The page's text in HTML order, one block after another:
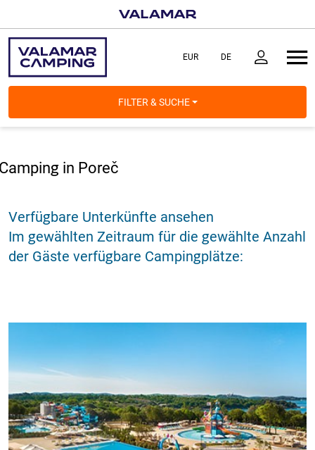
FILTER & SUCHE
in Poreč
Verfügbare Unterkünfte ansehen
Im gewählten Zeitraum für die gewählte Anzahl
der Gäste verfügbare Campingplätze: